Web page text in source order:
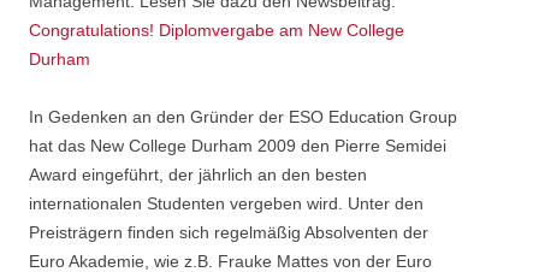
Congratulations! Diplomvergabe am New College
Durham
In Gedenken an den Gründer der ESO Education Group
hat das New College Durham 2009 den Pierre Semidei
Award eingeführt, der jährlich an den besten
internationalen Studenten vergeben wird. Unter den
Preisträgern finden sich regelmäßig Absolventen der
Euro Akademie, wie z.B. Frauke Mattes von der Euro